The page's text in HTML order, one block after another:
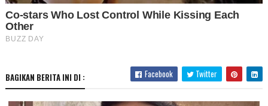
BAGIKAN BERITA INI DI : Facebook Twitter